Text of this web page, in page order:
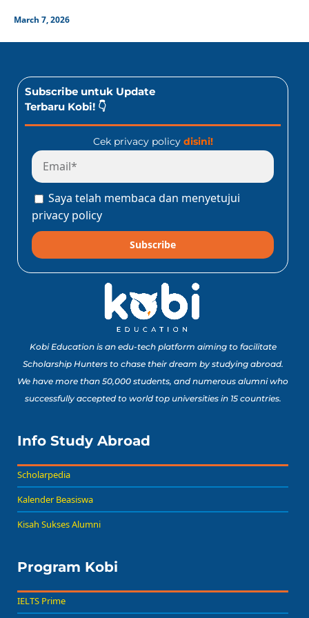
March 7, 2026
Subscribe untuk Update
Terbaru Kobi! 👇
Cek privacy policy disini!
Saya telah membaca dan menyetujui
privacy policy
Subscribe
Kobi Education is an edu-tech platform aiming to facilitate
Scholarship Hunters to chase their dream by studying abroad.
We have more than 50,000 students, and numerous alumni who
successfully accepted to world top universities in 15 countries.
Info Study Abroad
Scholarpedia
Kalender Beasiswa
Kisah Sukses Alumni
Program Kobi
IELTS Prime